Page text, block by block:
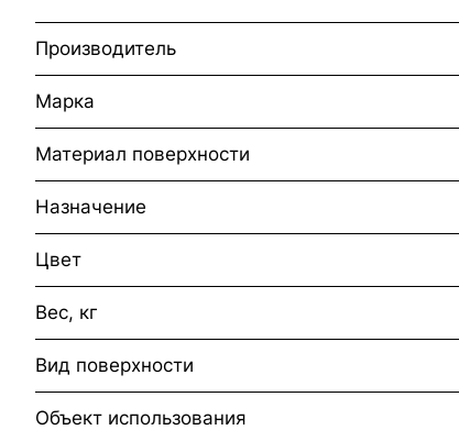
Производитель
Марка
Материал поверхности
Назначение
Цвет
Вес, кг
Вид поверхности
Объект использования